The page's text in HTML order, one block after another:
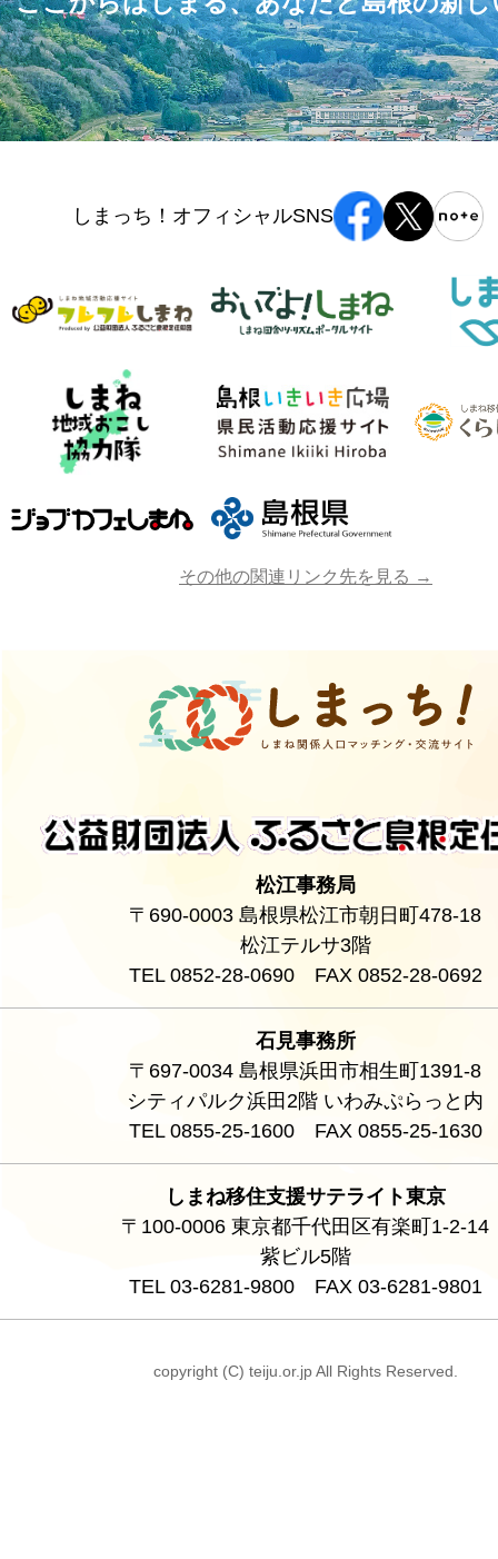
しまっち！オフィシャルSNS
その他の関連リンク先を見る →
松江事務局
〒690-0003 島根県松江市朝日町478-18
松江テルサ3階
TEL 0852-28-0690 FAX 0852-28-0692
石見事務所
〒697-0034 島根県浜田市相生町1391-8
シティパルク浜田2階 いわみぷらっと内
TEL 0855-25-1600 FAX 0855-25-1630
しまね移住支援サテライト東京
〒100-0006 東京都千代田区有楽町1-2-14
紫ビル5階
TEL 03-6281-9800 FAX 03-6281-9801
copyright (C) teiju.or.jp All Rights Reserved.